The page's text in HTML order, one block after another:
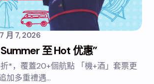
7 月 7, 2026
至 Hot 优惠”
*，覆蓋20+個航點 「機+酒」套票更
加多重禮遇…